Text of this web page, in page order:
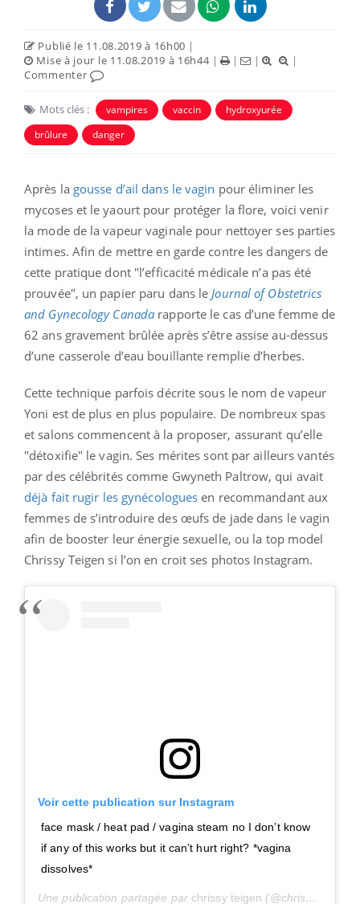
Publié le 11.08.2019 à 16h00 |
Mise à jour le 11.08.2019 à 16h44| | |
|
Commenter
Mots clés : vampires vaccin
hydroxyurée
brûlure
danger
Après la gousse d’ail dans le vagin pour éliminer les
mycoses et le yaourt pour protéger la flore, voici venir
la mode de la vapeur vaginale pour nettoyer ses parties
intimes. Afin de mettre en garde contre les dangers de
cette pratique dont "l’efficacité médicale n’a pas été
prouvée", un papier paru dans le Journal of Obstetrics
and Gynecology Canada rapporte le cas d’une femme de
62 ans gravement brûlée après s’être assise au-dessus
d’une casserole d’eau bouillante remplie d’herbes.
Cette technique parfois décrite sous le nom de vapeur
Yoni est de plus en plus populaire. De nombreux spas
et salons commencent à la proposer, assurant qu’elle
"détoxifie" le vagin. Ses mérites sont par ailleurs vantés
par des célébrités comme Gwyneth Paltrow, qui avait
déjà fait rugir les gynécologues en recommandant aux
femmes de s’introduire des œufs de jade dans le vagin
afin de booster leur énergie sexuelle, ou la top model
Chrissy Teigen si l’on en croit ses photos Instagram.
Voir cette publication sur Instagram
face mask / heat pad / vagina steam no I don’t know
if any of this works but it can’t hurt right? *vagina
dissolves*
Une publication partagée par chrissy teigen (@chrissyteigen) le